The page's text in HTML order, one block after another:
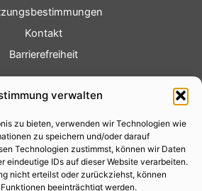
verwalten
zu bieten, verwenden wir Technologien wie
zu speichern und/oder darauf
Technologien zustimmst, können wir Daten
eindeutige IDs auf dieser Website verarbeiten.
nicht erteilst oder zurückziehst, können
beeinträchtigt werden.
Kontakt
Barrierefreiheit
Fotoservice
Videoservice
Werbung
Contenterstellung